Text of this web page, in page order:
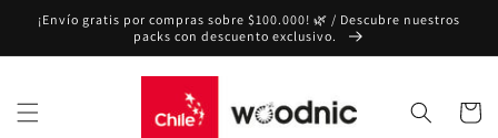
directamente
¡Envío gratis por compras sobre $100.000! 🌿 / Descubre nuestros
packs con descuento exclusivo.
Carrito